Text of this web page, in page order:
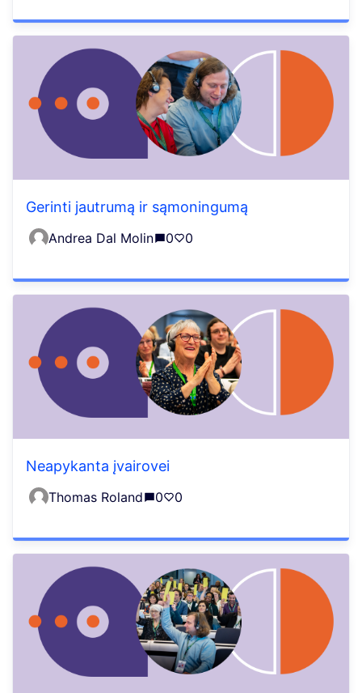
Gerinti jautrumą ir sąmoningumą
Andrea Dal Molin 0 0
Neapykanta įvairovei
Thomas Roland 0 0